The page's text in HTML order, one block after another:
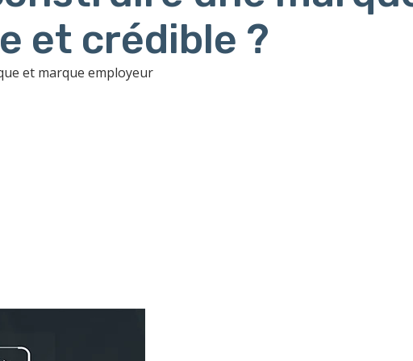
et crédible ?
et marque employeur